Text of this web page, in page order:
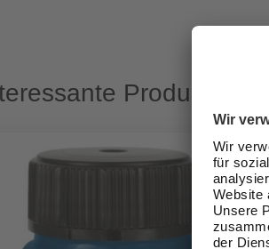
Produkte